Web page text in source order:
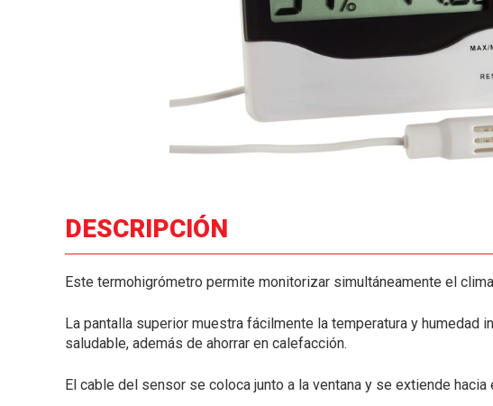
DESCRIPCIÓN
Este termohigrómetro permite monitorizar simultáneamente el
La pantalla superior muestra fácilmente la temperatura y
saludable, además de ahorrar en calefacción.
El cable del sensor se coloca junto a la ventana y se extiende